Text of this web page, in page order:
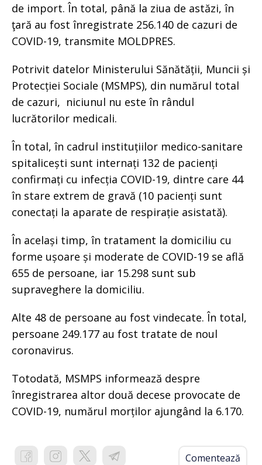
de import. În total, până la ziua de astăzi, în
ţară au fost înregistrate 256.140 de cazuri de
COVID-19, transmite MOLDPRES.
Potrivit datelor Ministerului Sănătății, Muncii și
Protecției Sociale (MSMPS), din numărul total
de cazuri, niciunul nu este în rândul
lucrătorilor medicali.
În total, în cadrul instituțiilor medico-sanitare
spitalicești sunt internați 132 de pacienți
confirmați cu infecția COVID-19, dintre care 44
în stare extrem de gravă (10 pacienți sunt
conectați la aparate de respirație asistată).
În același timp, în tratament la domiciliu cu
forme ușoare și moderate de COVID-19 se află
655 de persoane, iar 15.298 sunt sub
supraveghere la domiciliu.
Alte 48 de persoane au fost vindecate. În total,
persoane 249.177 au fost tratate de noul
coronavirus.
Totodată, MSMPS informează despre
înregistrarea altor două decese provocate de
COVID-19, numărul morților ajungând la 6.170.
Comentează